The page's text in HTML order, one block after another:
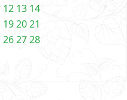
12 13 14
192021
262728